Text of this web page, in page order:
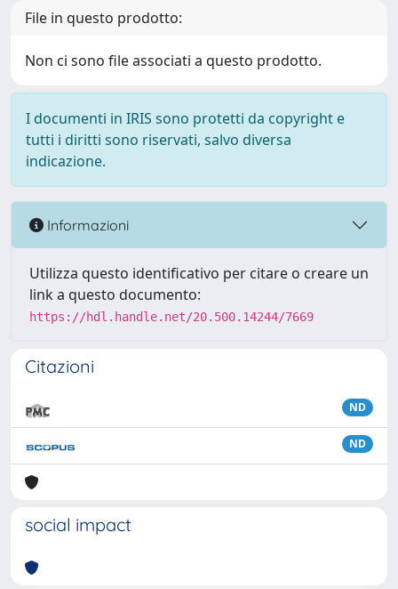
File in questo prodotto:
Non ci sono file associati a questo prodotto.
I documenti in IRIS sono protetti da copyright e
tutti i diritti sono riservati, salvo diversa
indicazione.
Informazioni
Utilizza questo identificativo per citare o creare un
link a questo documento:
https://hdl.handle.net/20.500.14244/7669
Citazioni
ND
ND
social impact